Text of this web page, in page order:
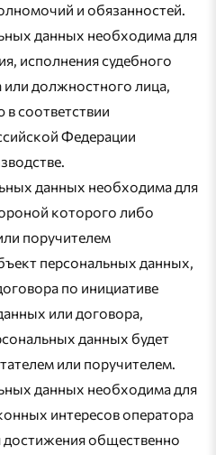
и обязанностей.
данных необходима для
исполнения судебного
или должностного лица,
соответствии
Федерации
данных необходима для
которого либо
поручителем
персональных данных,
по инициативе
или договора,
данных будет
или поручителем.
данных необходима для
интересов оператора
достижения общественно